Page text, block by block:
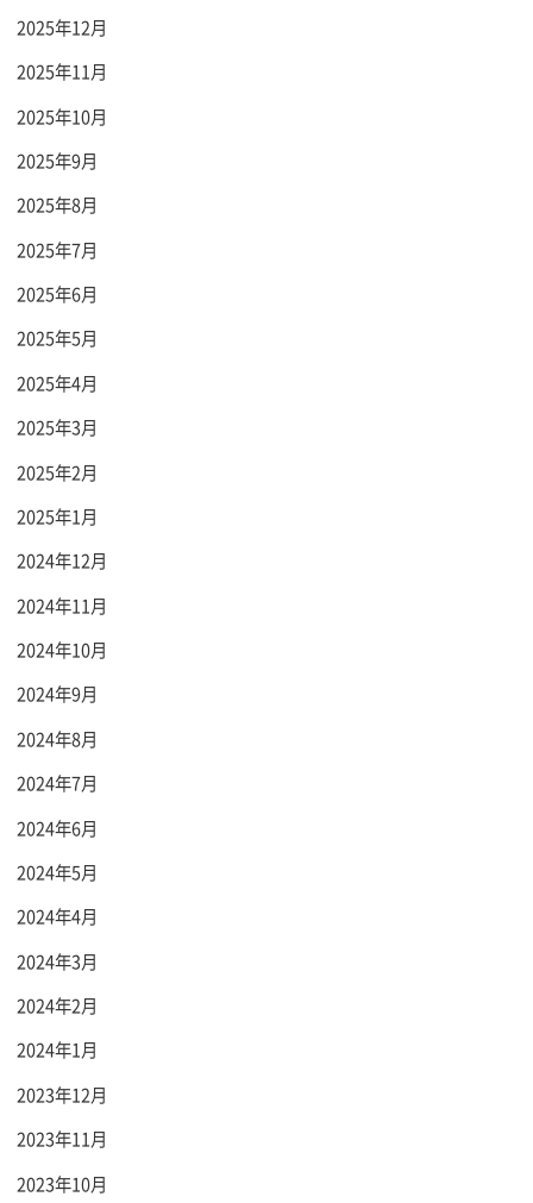
2025年12月
2025年11月
2025年10月
2025年9月
2025年8月
2025年7月
2025年6月
2025年5月
2025年4月
2025年3月
2025年2月
2025年1月
2024年12月
2024年11月
2024年10月
2024年9月
2024年8月
2024年7月
2024年6月
2024年5月
2024年4月
2024年3月
2024年2月
2024年1月
2023年12月
2023年11月
2023年10月